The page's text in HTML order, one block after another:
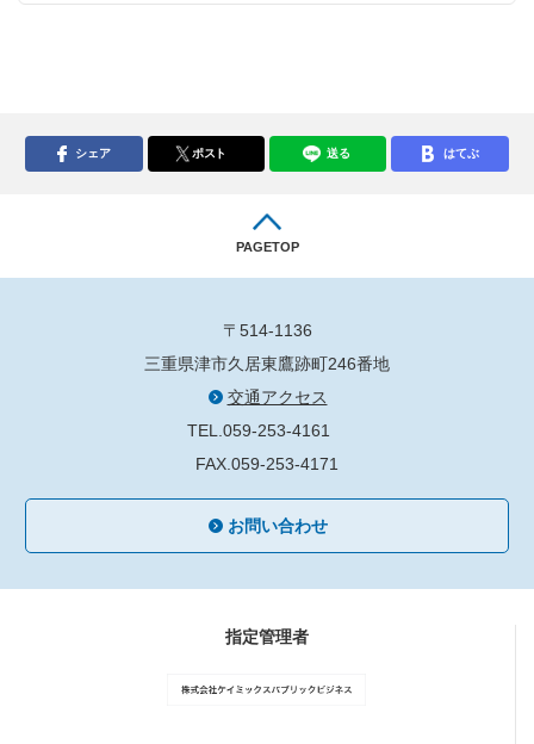
シェア ポスト 送る はてぶ
PAGETOP
〒514-1136
三重県津市久居東鷹跡町246番地
交通アクセス
TEL.059-253-4161
FAX.059-253-4171
お問い合わせ
指定管理者